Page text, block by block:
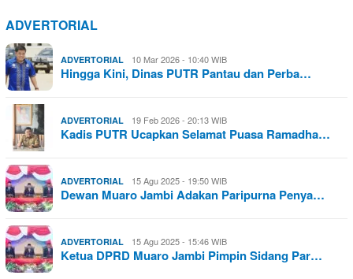
ADVERTORIAL
ADVERTORIAL 10 Mar 2026 - 10:40 WIB
Hingga Kini, Dinas PUTR Pantau dan Perba…
ADVERTORIAL 19 Feb 2026 - 20:13 WIB
Kadis PUTR Ucapkan Selamat Puasa Ramadha…
ADVERTORIAL 15 Agu 2025 - 19:50 WIB
Dewan Muaro Jambi Adakan Paripurna Penya…
ADVERTORIAL 15 Agu 2025 - 15:46 WIB
Ketua DPRD Muaro Jambi Pimpin Sidang Par…